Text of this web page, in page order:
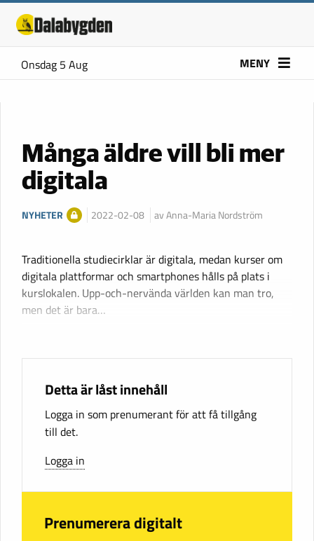
Onsdag 5 Aug MENY
Många äldre vill bli mer
digitala
NYHETER 2022-02-08 av Anna-Maria Nordström
Traditionella studiecirklar är digitala, medan kurser om
digitala plattformar och smartphones hålls på plats i
kurslokalen. Upp-och-nervända världen kan man tro,
men det är bara…
Detta är låst innehåll
Logga in som prenumerant för att få tillgång
till det.
Logga in
Prenumerera digitalt